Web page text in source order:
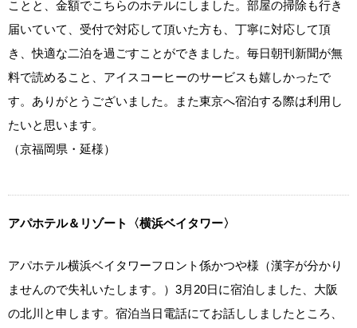
ことと、金額でこちらのホテルにしました。部屋の掃除も行き
届いていて、受付で対応して頂いた方も、丁寧に対応して頂
き、快適な二泊を過ごすことができました。毎日朝刊新聞が無
料で読めること、アイスコーヒーのサービスも嬉しかったで
す。ありがとうございました。また東京へ宿泊する際は利用し
たいと思います。
（京福岡県・延様）
アパホテル＆リゾート〈横浜ベイタワー〉
アパホテル横浜ベイタワーフロント係かつや様（漢字が分かり
ませんので失礼いたします。）3月20日に宿泊しました、大阪
の北川と申します。宿泊当日電話にてお話ししましたところ、